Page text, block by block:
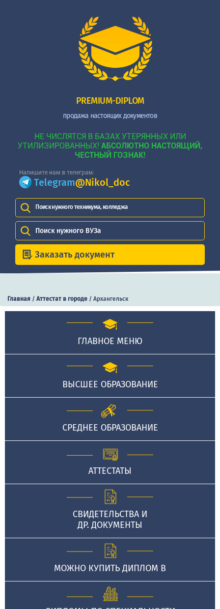
PREMIUM-DIPLOM
продажа настоящих документов
НЕ ЧИСЛЯТСЯ В БАЗАХ УТЕРЯННЫХ ИЛИ
УТИЛИЗИРОВАННЫХ! АБСОЛЮТНО НАСТОЯЩИЙ,
ЧЕСТНЫЙ ГОЗНАК!
Напишите нам в телеграм:
Telegram@Nikol_doc
Поиск нужного техникума, колледжа
Поиск нужного ВУЗа
Заказать документ
Главная / Аттестат в городе / Архангельск
ГЛАВНОЕ МЕНЮ
ВЫСШЕЕ ОБРАЗОВАНИЕ
СРЕДНЕЕ ОБРАЗОВАНИЕ
АТТЕСТАТЫ
СВИДЕТЕЛЬСТВА И
ДР. ДОКУМЕНТЫ
МОЖНО КУПИТЬ ДИПЛОМ В